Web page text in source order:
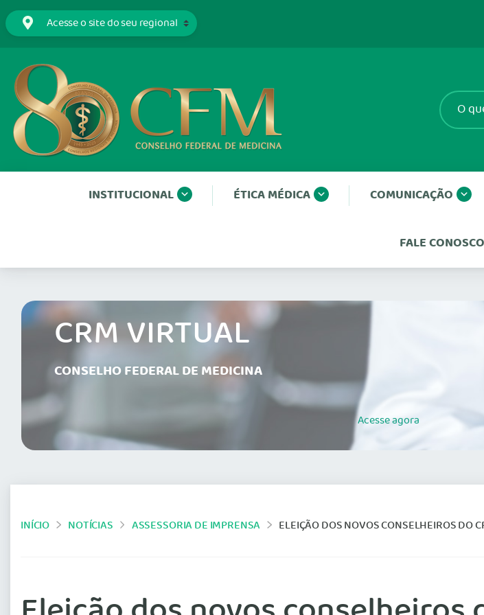
INSTITUCIONAL ÉTICA MÉDICA COMUNICAÇÃO
FALE CONOSCO
CRM VIRTUAL
CONSELHO FEDERAL DE MEDICINA
Acesseagora
INÍCIO NOTÍCIAS ASSESSORIA DE IMPRENSA ELEIÇÃO DOS NOVOS CONSELHEIROS DO